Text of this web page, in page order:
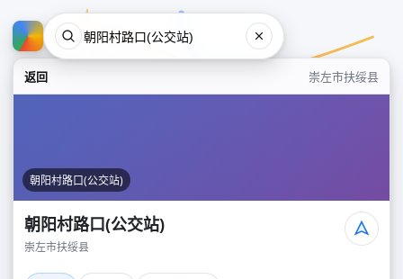
返回 崇左市扶绥县
朝阳村路口(公交站)
朝阳村路口(公交站)
崇左市扶绥县